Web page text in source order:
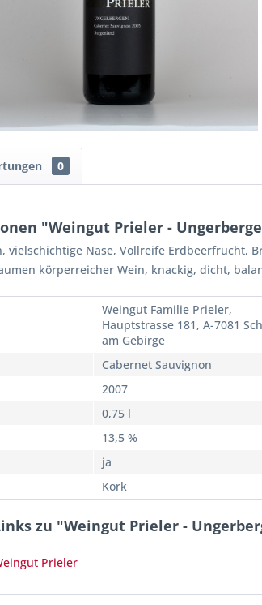
0
"Weingut Prieler -
vielschichtige Nase, Vollreife Erdbeerfrucht,
körperreicher Wein, knackig, dicht,
Weingut Familie Prieler,
Hauptstrasse 181, A-7081
am Gebirge
Cabernet Sauvignon
2007
0,75 l
13,5 %
ja
Kork
zu "Weingut Prieler -
Prieler